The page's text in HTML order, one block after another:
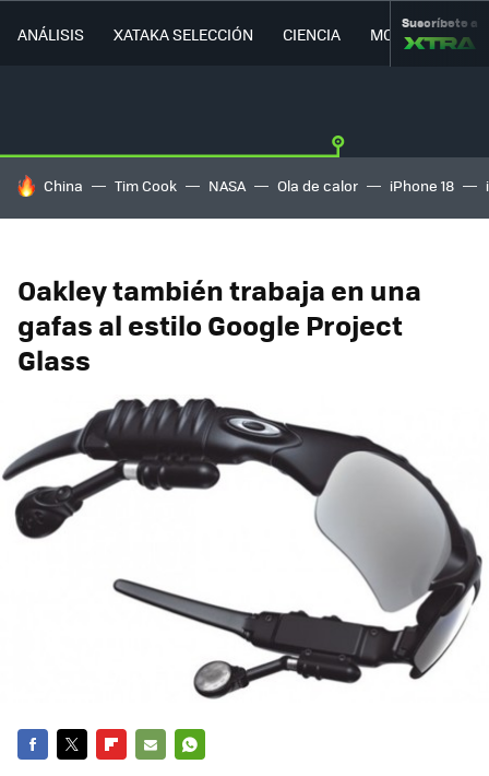
ANÁLISIS XATAKA SELECCIÓN CIENCIA MOVILIDAD
Suscríbete a
HOY SE HABLA DE
China Tim Cook NASA Ola de calor iPhone 18
Oakley también trabaja en una
gafas al estilo Google Project
Glass